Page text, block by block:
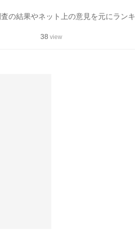
の結果やネット上の意見を元にラン
38 view